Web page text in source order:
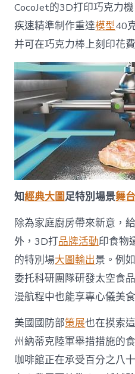
CocoJet的3D打印巧克力
疾速精準制作重達模型40
并可在巧克力棒上刻印花
知經典大圖足特別場景舞
除為家庭廚房帶來新意，
外，3D打品牌活動印食物
的特別場大圖輸出景。例
委托科研團隊研發太空食
漫航程中也能享專心儀美食
美國國防部策展也在摸索
州納蒂克陸軍舉措措施的
咖啡館正在承受百分之八